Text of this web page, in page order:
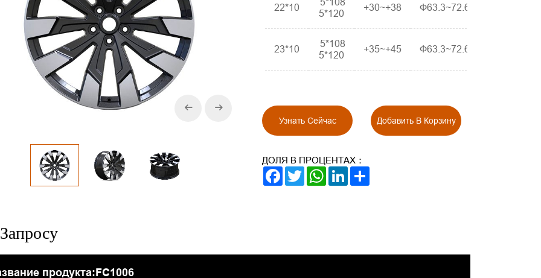
22*10
5*120
+30~+38 Ф63.3~72.6
23*10
5*108
5*120
+35~+45 Ф63.3~72.6
Узнать Сейчас Добавить В Корзину
ДОЛЯ В ПРОЦЕНТАХ：
FACEBOOK
TWITTERWHATSAPP
LINKEDIN